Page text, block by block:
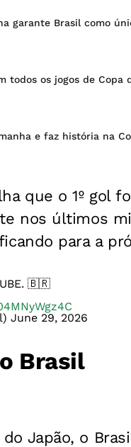
garante Brasil como
todos os jogos de Copa
e faz história na
que o 1º gol
nos últimos
para a
🇧🇷
June 29, 2026
Brasil
Japão, o